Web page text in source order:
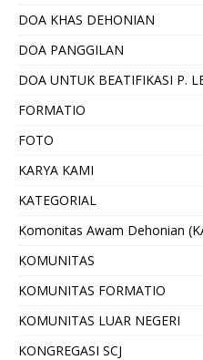
DOA KHAS DEHONIAN
DOA PANGGILAN
DOA UNTUK BEATIFIKASI P.
FORMATIO
FOTO
KARYA KAMI
KATEGORIAL
Komonitas Awam Dehonian
KOMUNITAS
KOMUNITAS FORMATIO
KOMUNITAS LUAR NEGERI
KONGREGASI SCJ